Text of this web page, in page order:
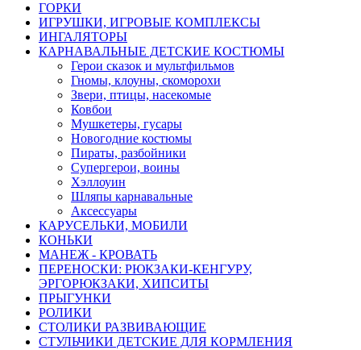
ГОРКИ
ИГРУШКИ, ИГРОВЫЕ КОМПЛЕКСЫ
ИНГАЛЯТОРЫ
КАРНАВАЛЬНЫЕ ДЕТСКИЕ КОСТЮМЫ
Герои сказок и мультфильмов
Гномы, клоуны, скоморохи
Звери, птицы, насекомые
Ковбои
Мушкетеры, гусары
Новогодние костюмы
Пираты, разбойники
Супергерои, воины
Хэллоуин
Шляпы карнавальные
Аксессуары
КАРУСЕЛЬКИ, МОБИЛИ
КОНЬКИ
МАНЕЖ - КРОВАТЬ
ПЕРЕНОСКИ: РЮКЗАКИ-КЕНГУРУ,
ЭРГОРЮКЗАКИ, ХИПСИТЫ
ПРЫГУНКИ
РОЛИКИ
СТОЛИКИ РАЗВИВАЮЩИЕ
СТУЛЬЧИКИ ДЕТСКИЕ ДЛЯ КОРМЛЕНИЯ